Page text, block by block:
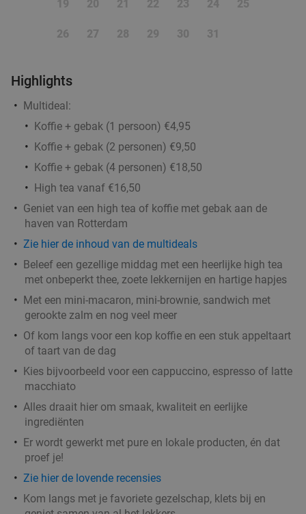
Rodrigues Restaurant
Verkocht: 234
Indiaas 3-gangen proeverijdiner in Rotterdam
Rotterdam
Verkocht: 181
€19,50
Dinerbon t.w.v. €30 te besteden bij Turks
grillrestaurant
Vandaag Morgen
Turks Restaurant Kasap Rotterdam
8.2star
Verkocht: 426
€19
37%
3-gangendiner à la carte bij Café Orquídea
19 20 21 22 23 24 25
26 27 28 29 30 31
Highlights
Multideal:
Koffie + gebak (1 persoon) €4,95
Koffie + gebak (2 personen) €9,50
Koffie + gebak (4 personen) €18,50
High tea vanaf €16,50
Geniet van een high tea of koffie met gebak aan de
haven van Rotterdam
Zie hier de inhoud van de multideals
Beleef een gezellige middag met een heerlijke high tea
met onbeperkt thee, zoete lekkernijen en hartige hapjes
Met een mini-macaron, mini-brownie, sandwich met
gerookte zalm en nog veel meer
Of kom langs voor een kop koffie en een stuk appeltaart
of taart van de dag
Kies bijvoorbeeld voor een cappuccino, espresso of latte
macchiato
Alles draait hier om smaak, kwaliteit en eerlijke
ingrediënten
Er wordt gewerkt met pure en lokale producten, én dat
proef je!
Zie hier de lovende recensies
Kom langs met je favoriete gezelschap, klets bij en